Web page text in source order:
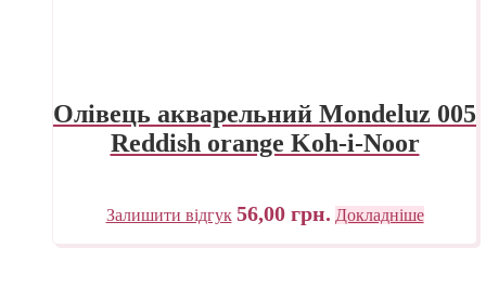
Олівець акварельний Mondeluz 005
Reddish orange Koh-i-Noor
Залишити відгук 56,00 грн. Докладніше